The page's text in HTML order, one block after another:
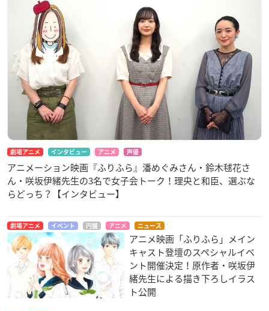
劇場アニメ インタビュー アニメ 声優
アニメーション映画『ふりふら』潘めぐみさん・鈴木毬花さ
ん・咲坂伊緒先生の3名で女子会トーク！理央と和臣、選ぶな
らどっち？【インタビュー】
劇場アニメ イベント 円盤 アニメ ニュース
アニメ映画「ふりふら」メイン
キャスト登壇のスペシャルイベ
ント開催決定！原作者・咲坂伊
緒先生による描き下ろしイラス
ト公開